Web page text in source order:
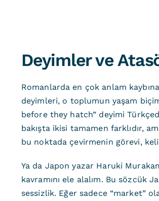
Deyimler ve
Romanlarda en çok anlam
deyimleri, o toplumun yaşam
before they hatch” deyimi
bakışta ikisi tamamen farklıdır,
bu noktada çevirmenin görevi,
Ya da Japon yazar Haruki
kavramını ele alalım. Bu sözcük
sessizlik. Eğer sadece “market”